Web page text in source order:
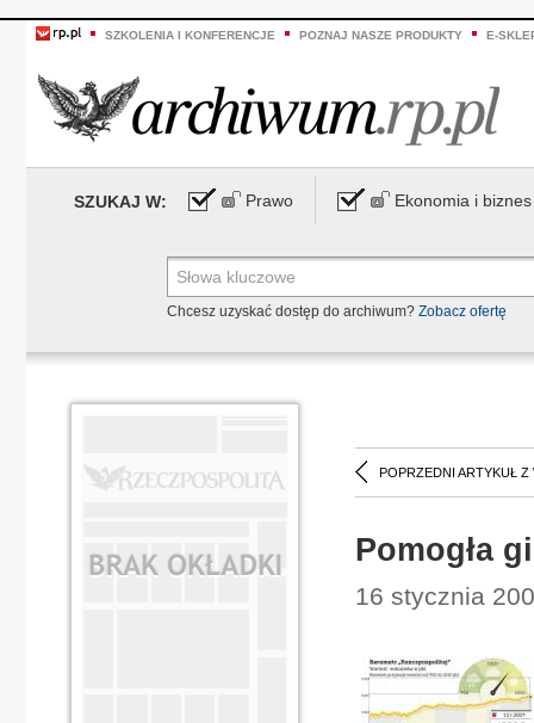
SZKOLENIA I KONFERENCJE POZNAJ NASZE PRODUKTY E-
SZUKAJ W: Prawo Ekonomia i biznes
Chcesz uzyskać dostęp do archiwum? Zobacz ofertę
POPRZEDNI ARTYKUŁ Z
Pomogła
16 stycznia